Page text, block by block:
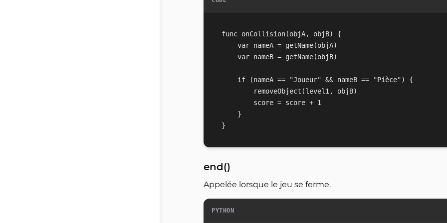
func onCollision(objA, objB) {
    var nameA = getName(objA)
    var nameB = getName(objB)
    if (nameA == "Joueur" && nameB == "Pièce") {
        removeObject(level1, objB)
        score = score + 1
    }
end()
Appelée lorsque le jeu se ferme.
PYTHON